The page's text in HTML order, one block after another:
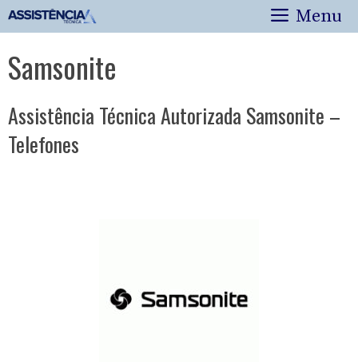
Pular
para
conteúdo
Menu
Samsonite
Assistência Técnica Autorizada Samsonite –
Telefones